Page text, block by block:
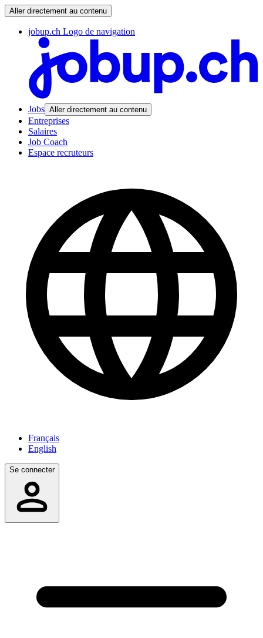
Aller directement au contenu
jobup.ch Logo de navigation
Jobs Aller directement au contenu
Entreprises
Salaires
Job Coach
Espace recruteurs
Français
English
Se connecter